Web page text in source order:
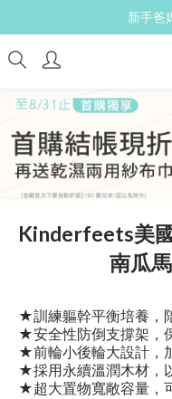
新手爸
新手爸
免
送禮心意↘親
新手
Kinderfeets美
南瓜
★訓練軀幹平衡培養，
★安全性防倒支撐架，
★前輪小後輪大設計，
★採用永續溫潤木材，
★超大置物寬敞容量，